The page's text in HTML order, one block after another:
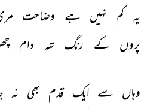
یہ کم نہیں ہے وضاحت
پروں
کے رنگ تہہ دام
وہاں سے ایک قدم بھی نہ